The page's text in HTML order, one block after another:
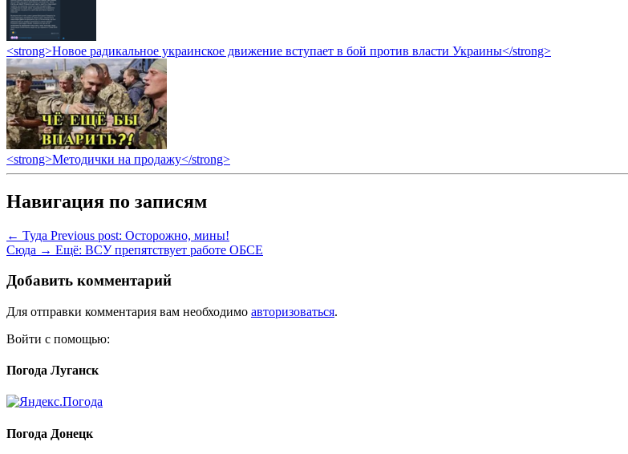
<strong>Новое радикальное украинское движение вступает в бой против власти Украины</strong>
<strong>Методички на продажу</strong>
Навигация по записям
← Туда Previous post: Осторожно, мины!
Сюда → Ещё: ВСУ препятствует работе ОБСЕ
Добавить комментарий
Для отправки комментария вам необходимо авторизоваться.
Войти с помощью:
Погода Луганск
Погода Донецк